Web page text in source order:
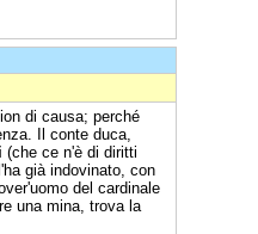
di causa; perché
Il conte duca,
(che ce n'è di diritti
già indovinato, con
del cardinale
una mina, trova la